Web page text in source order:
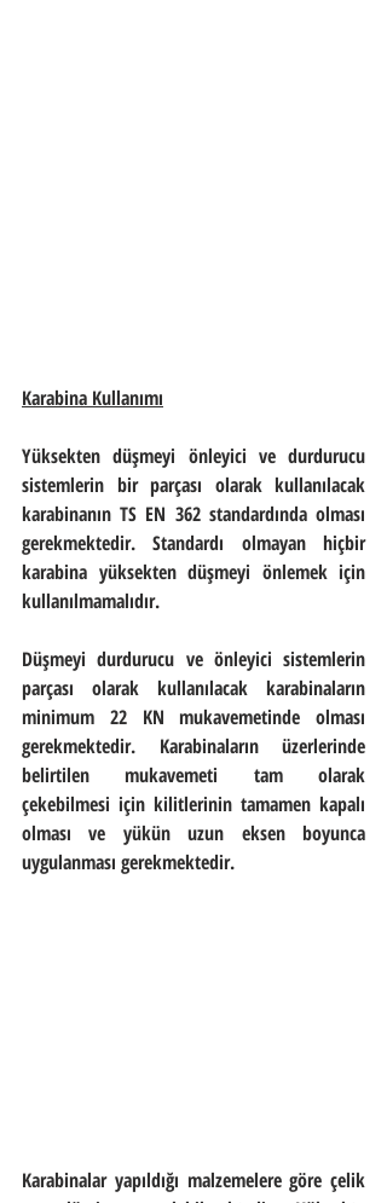
Karabina Kullanımı
Yüksekten düşmeyi önleyici ve durdurucu
sistemlerin bir parçası olarak kullanılacak
karabinanın TS EN 362 standardında olması
gerekmektedir. Standardı olmayan hiçbir
karabina yüksekten düşmeyi önlemek için
kullanılmamalıdır.
Düşmeyi durdurucu ve önleyici sistemlerin
parçası olarak kullanılacak karabinaların
minimum 22 KN mukavemetinde olması
gerekmektedir. Karabinaların üzerlerinde
belirtilen mukavemeti tam olarak
çekebilmesi için kilitlerinin tamamen kapalı
olması ve yükün uzun eksen boyunca
uygulanması gerekmektedir.
Karabinalar yapıldığı malzemelere göre çelik